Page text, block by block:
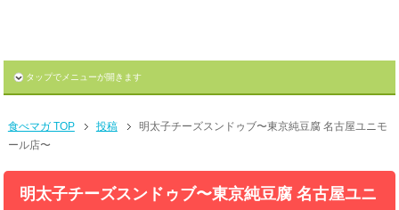
タップでメニューが開きます
食べマガ TOP 投稿
明太子チーズスンドゥブ〜東京純豆腐 名古屋ユニモ
ール店〜
明太子チーズスンドゥブ〜東京純豆腐 名古屋ユニ